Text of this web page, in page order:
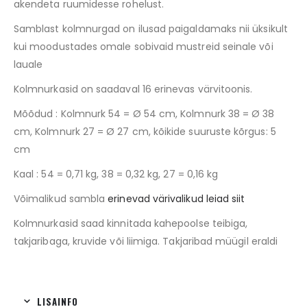
akendeta ruumidesse rohelust.
Samblast kolmnurgad on ilusad paigaldamaks nii üksikult
kui moodustades omale sobivaid mustreid seinale või
lauale
Kolmnurkasid on saadaval 16 erinevas värvitoonis.
Mõõdud : Kolmnurk 54 = Ø 54 cm, Kolmnurk 38 = Ø 38
cm, Kolmnurk 27 = Ø 27 cm, kõikide suuruste kõrgus: 5
cm
Kaal : 54 = 0,71 kg, 38 = 0,32 kg, 27 = 0,16 kg
Võimalikud samblaerinevad värivalikud leiad siit
Kolmnurkasid saad kinnitada kahepoolse teibiga,
takjaribaga, kruvide või liimiga. Takjaribad müügil eraldi
LISAINFO